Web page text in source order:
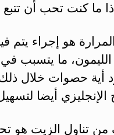
ما كنت تحب أن تتبع
هو إجراء يتم
ما يتسبب
أية حصوات خلال
الإنجليزي أيضا
من تناول الزيت هو